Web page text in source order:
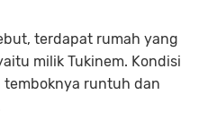
terdapat rumah yang
milik Tukinem. Kondisi
runtuh dan